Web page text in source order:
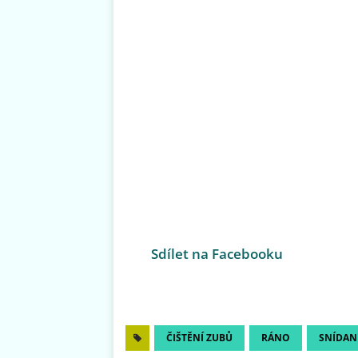
Sdílet na Facebooku
ČIŠTĚNÍ ZUBŮ RÁNO